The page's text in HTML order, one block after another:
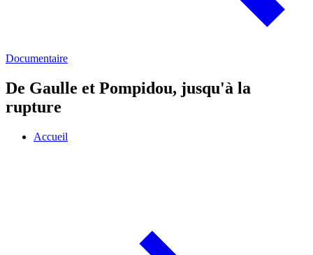
Documentaire
De Gaulle et Pompidou, jusqu'à la
rupture
Accueil